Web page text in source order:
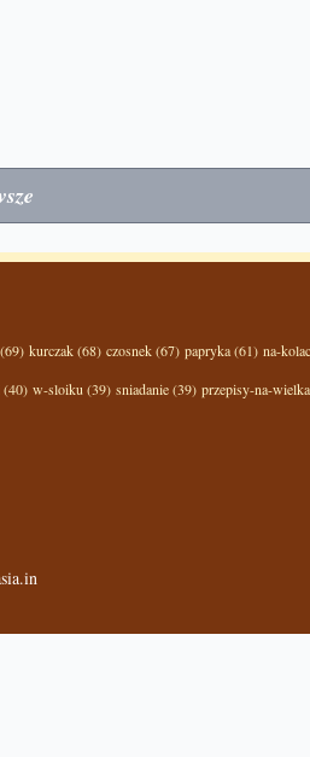
kurczak (68) czosnek (67) papryka (61) na-
(40) w-sloiku (39) sniadanie (39) przepisy-na-